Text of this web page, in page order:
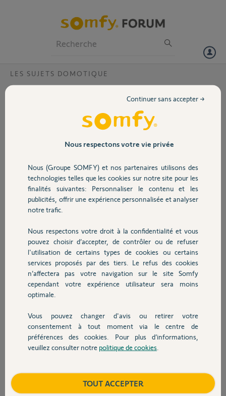
Volet
Sécurité
Domotique
Chauffage
Autres produits
Devis avec un pro
Contact
LES SUJETS DOMOTIQUE
probléme tahoma suite à la mise à jour des
suite à la mise à jour des serveurs du 28 novembre, je n'ai plus aucun
automatisme qui fonctionne.
passe.
Les smarts ne fonctionne pas non plus pourtant les conditions sont
bien remplis. mais la tahoma ne donne pas les ordres d'ouverture ou
de fermeture.
j'ai rebouté ma box, mais ça ne change rien.
Pourriez-vous m'aider?
Merci,
Benoit D.
il y a plus de 2 ans
Réponses
Ce problème a déjà été remonté. Il faut attendre le retour de Somfy sur
Essayez tout de même de faire une synchronisation du TaHoma avec le
Nous respectons votre vie privée
Nous (Groupe SOMFY) et nos partenaires utilisons des
technologies telles que les cookies sur notre site pour les
finalités suivantes: Personnaliser le contenu et les
publicités, offrir une expérience personnalisée et analyser
notre trafic.
Nous respectons votre droit à la confidentialité et vous
pouvez choisir d’accepter, de contrôler ou de refuser
l'utilisation de certains types de cookies ou certains
services proposés par des tiers. Le refus des cookies
n’affectera pas votre navigation sur le site Somfy
cependant votre expérience utilisateur sera moins
optimale.
Vous pouvez changer d'avis ou retirer votre
consentement à tout moment via le centre de
préférences des cookies. Pour plus d’informations,
veuillez consulter notre politique de cookies
Continuer sans accepter →
TOUT ACCEPTER